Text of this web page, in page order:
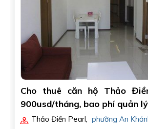
Cho thuê căn hộ Thảo
900usd/tháng, bao phí quản lý
Thảo Điền Pearl
phường An